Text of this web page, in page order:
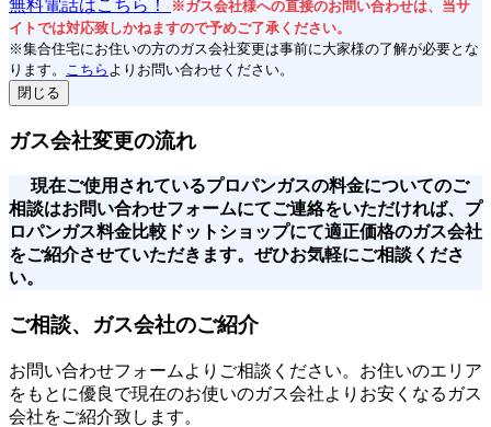
無料電話はこちら！
※ガス会社様への直接のお問い合わせは、当サ
イトでは対応致しかねますので予めご了承ください。
※集合住宅にお住いの方のガス会社変更は事前に大家様の了解が必要とな
ります。
こちら よりお問い合わせください。
閉じる
ガス会社変更の流れ
現在ご使用されているプロパンガスの料金についてのご
相談はお問い合わせフォームにてご連絡をいただければ、プ
ロパンガス料金比較ドットショップにて適正価格のガス会社
をご紹介させていただきます。ぜひお気軽にご相談くださ
い。
ご相談、ガス会社のご紹介
お問い合わせフォームよりご相談ください。お住いのエリア
をもとに優良で現在のお使いのガス会社よりお安くなるガス
会社をご紹介致します。